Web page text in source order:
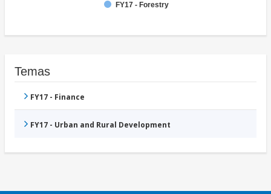
FY17 - Forestry
Temas
FY17 - Finance
FY17 - Urban and Rural Development